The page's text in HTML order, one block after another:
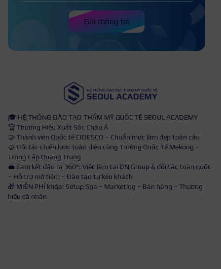
Gửi thông tin
🎓 HỆ THỐNG ĐÀO TẠO THẨM MỸ QUỐC TẾ SEOUL ACADEMY
🏆 Thương Hiệu Xuất Sắc Châu Á
🤝 Thành viên Quốc tế CIDESCO – Chuẩn mực làm đẹp toàn cầu
🤝 Đối tác chiến lược toàn diện cùng Trường Quốc Tế Mekong –
Trung Cấp Quang Trung
💼 Cam kết đầu ra 360°: Việc làm tại DN Group & đối tác toàn quốc
– Hỗ trợ mở tiệm – Đào tạo tự kéo khách
🎁 MIỄN PHÍ khóa: Setup Spa – Marketing – Bán hàng – Thương
hiệu cá nhân